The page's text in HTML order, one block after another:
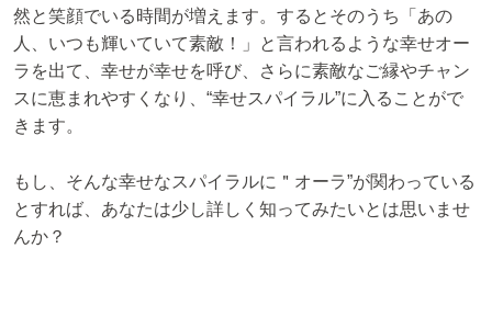
然と笑顔でいる時間が増えます。するとそのうち「あの
人、いつも輝いていて素敵！」と言われるような幸せオー
ラを出て、幸せが幸せを呼び、さらに素敵なご縁やチャン
スに恵まれやすくなり、“幸せスパイラル”に入ることがで
きます。
もし、そんな幸せなスパイラルに＂オーラ”が関わっている
とすれば、あなたは少し詳しく知ってみたいとは思いませ
んか？